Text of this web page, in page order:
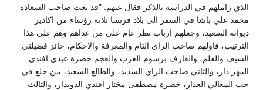
زاملهم في الدراسة بالذكر فقال عنهم: "قد بعث صاحب السعادة
علي باشا في السفر الى بلاد فرنسا ثلاثة رؤساء من اكادير
السعيد، وجعلهم ارباب نظر عام على من عداهم وهم على هذا
فاولهم صاحب الراي التام والمعرفة والاحكام، حائز فضيلتي
والقلم، والعارف برسوم العرب والعجم حضرة عبدي افندي
دار، والثاني صاحب الراي السديد، والطالع السعيد، من خلع في
العذار، خضرة مصطفى مختار افندي الدويدار، والثالث